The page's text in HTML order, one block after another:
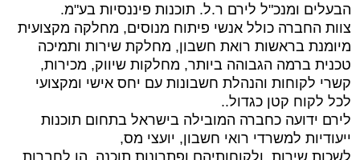
הבעלים ומנכ"ל לירם ר.ל. תוכנות פיננסיות בע"מ.
צוות החברה כולל אנשי פיתוח מנוסים, מחלקה מקצועית
מיומנת בראשות רואת חשבון, מחלקת שירות ותמיכה
טכנית ברמה הגבוהה ביותר, מחלקות שיווק, מכירות,
קשרי לקוחות והנהלת חשבונות עם יחס אישי ומקצועי
לכל לקוח קטן כגדול..
לירם ידועה כחברה המובילה בישראל בתחום תוכנות
ייעודיות למשרדי רואי חשבון, יועצי מס,
לשכות שירות ולקוחותיהם ופתרונות תוכנה הן לחברות